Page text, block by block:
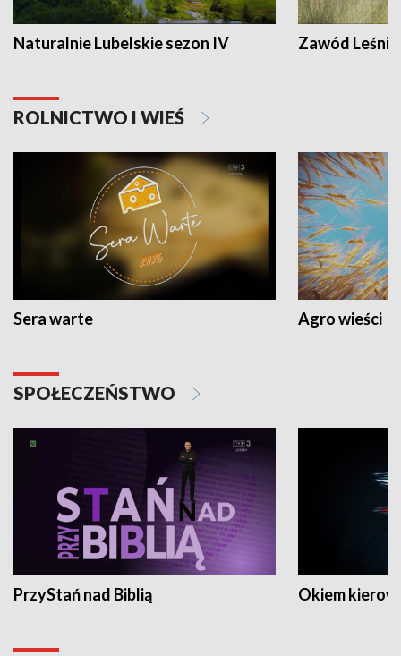
Naturalnie Lubelskie sezon IV Zawód Leśnik
ROLNICTWO I WIEŚ
Sera warte Agro wieści
SPOŁECZEŃSTWO
PrzyStań nad Biblią Okiem